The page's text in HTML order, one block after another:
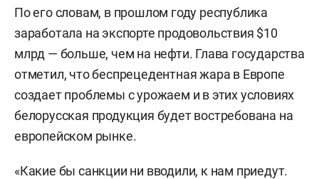
По его словам, в прошлом году республика
заработала на экспорте продовольствия $10
млрд — больше, чем на нефти. Глава государства
отметил, что беспрецедентная жара в Европе
создает проблемы с урожаем и в этих условиях
белорусская продукция будет востребована на
европейском рынке.
«Какие бы санкции ни вводили, к нам приедут.